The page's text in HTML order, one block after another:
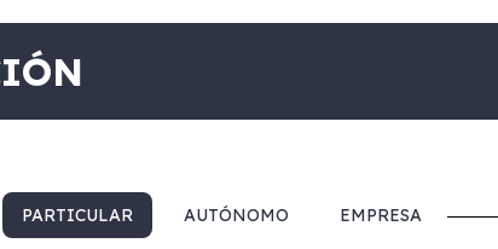
PARTICULAR AUTÓNOMO EMPRESA